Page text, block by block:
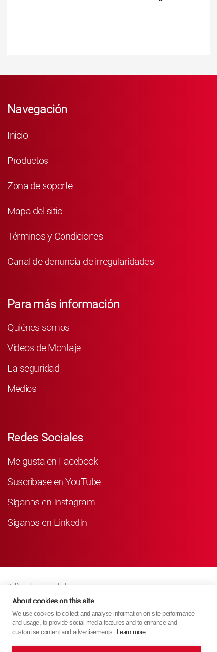
Navegación
Inicio
Productos
Zona de soporte
Mapa del sitio
Términos y Condiciones
Canal de denuncia de irregularidades
Para más información
Quiénes somos
Vídeos de Montaje
La seguridad
Medios
Redes Sociales
Me gusta en Facebook
Suscríbase en YouTube
Síganos en Instagram
Síganos en LinkedIn
Política de privacidad
Business Partner Privacy
Política De Cookies
Modern Slavery Act Policy
About cookies on this site
We use cookies to collect and analyse information on site performance
and usage, to provide social media features and to enhance and
customise content and advertisements. Learn more